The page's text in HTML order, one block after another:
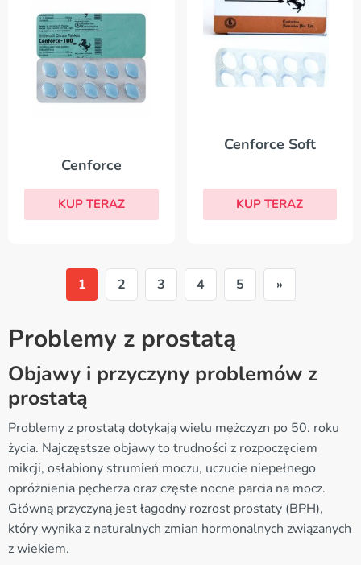
Cenforce
KUP TERAZ
Cenforce Soft
KUP TERAZ
1 2 3 4 5 »
Problemy z prostatą
Objawy i przyczyny problemów z
prostatą
Problemy z prostatą dotykają wielu mężczyzn po 50. roku
życia. Najczęstsze objawy to trudności z rozpoczęciem
mikcji, osłabiony strumień moczu, uczucie niepełnego
opróżnienia pęcherza oraz częste nocne parcia na mocz.
Główną przyczyną jest łagodny rozrost prostaty (BPH),
który wynika z naturalnych zmian hormonalnych związanych
z wiekiem.